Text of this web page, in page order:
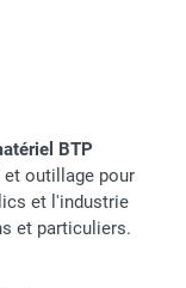
BTP
et outillage pour
et l'industrie
et particuliers.